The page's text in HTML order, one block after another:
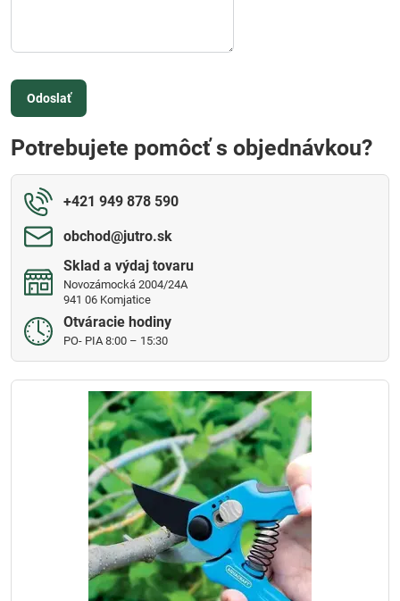
Odoslať
Potrebujete pomôcť s objednávkou?
+421 949 878 590
obchod​@jutro​.sk
Sklad a výdaj tovaru
Novozámocká 2004/24A
941 06 Komjatice
Otváracie hodiny
PO- PIA 8:00 – 15:30